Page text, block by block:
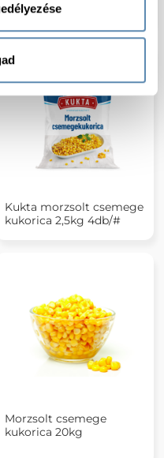
Kukta morzsolt csemege
kukorica 2,5kg 4db/#
Morzsolt csemege
kukorica 20kg